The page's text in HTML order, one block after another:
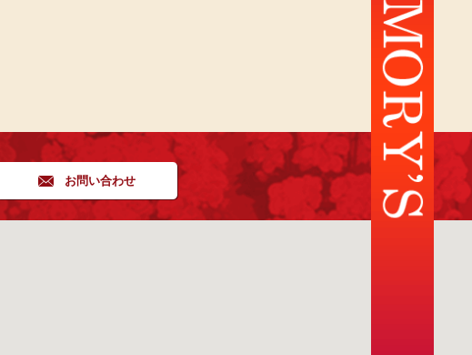
お問い合わせ